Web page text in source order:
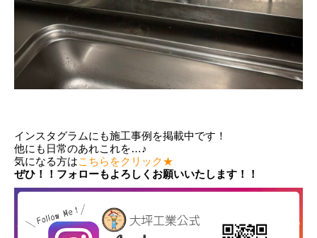
インスタグラムにも施工事例を掲載中です！
他にも日常のあれこれを…♪
気になる方はこちらをクリック★
ぜひ！！フォローもよろしくお願いいたします！！